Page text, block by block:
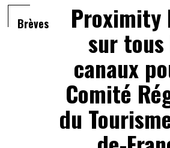
Brèves Proximity
sur
canaux
Comité
du